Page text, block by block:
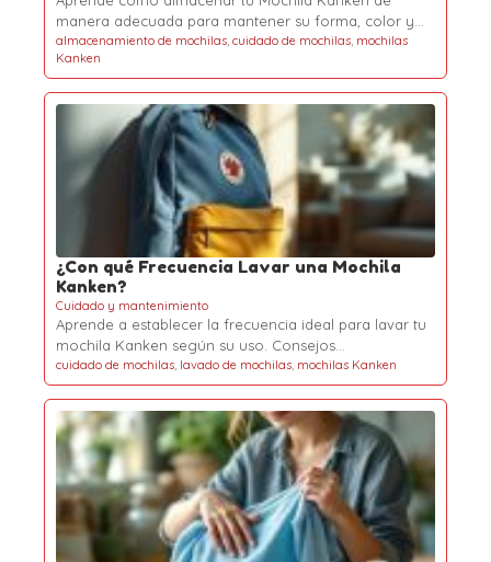
manera adecuada para mantener su forma, color y…
almacenamiento de mochilas, cuidado de mochilas, mochilas
Kanken
¿Con qué Frecuencia Lavar una Mochila
Kanken?
Cuidado y mantenimiento
Aprende a establecer la frecuencia ideal para lavar tu
mochila Kanken según su uso. Consejos…
cuidado de mochilas, lavado de mochilas, mochilas Kanken